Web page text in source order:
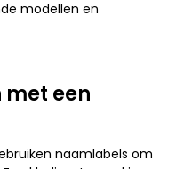
modellen en
een
naamlabels om